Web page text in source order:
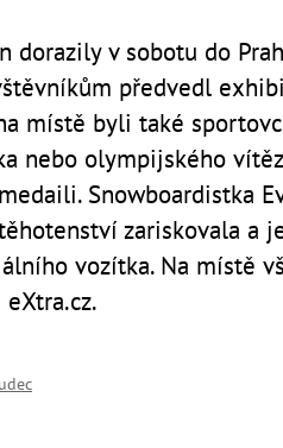
dorazily v sobotu do
předvedl
místě byli také
nebo olympijského
Snowboardistka
zariskovala a
vozítka. Na místě